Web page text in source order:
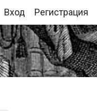
Вход Регистрация